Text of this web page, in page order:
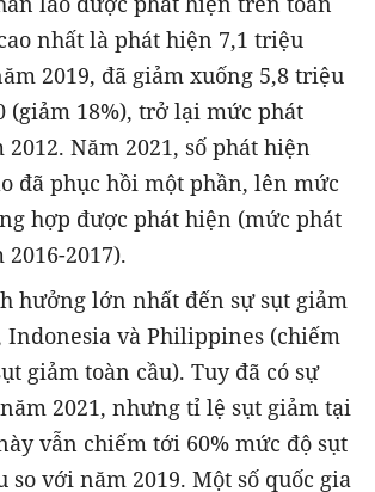
nhất là phát hiện 7,1 triệu
2019, đã giảm xuống 5,8 triệu
(giảm 18%), trở lại mức phát
Năm 2021, số phát hiện
đã phục hồi một phần, lên mức
hợp được phát hiện (mức phát
2017).
hưởng lớn nhất đến sự sụt giảm
Indonesia và Philippines (chiếm
giảm toàn cầu). Tuy đã có sự
2021, nhưng tỉ lệ sụt giảm tại
vẫn chiếm tới 60% mức độ sụt
so với năm 2019. Một số quốc gia